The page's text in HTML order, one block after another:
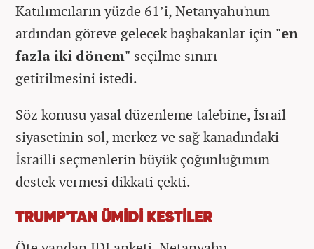
Katılımcıların yüzde 61’i, Netanyahu'nun
ardından göreve gelecek başbakanlar için "en
fazla iki dönem" seçilme sınırı
getirilmesini istedi.
Söz konusu yasal düzenleme talebine, İsrail
siyasetinin sol, merkez ve sağ kanadındaki
İsrailli seçmenlerin büyük çoğunluğunun
destek vermesi dikkati çekti.
TRUMP'TAN ÜMİDİ KESTİLER